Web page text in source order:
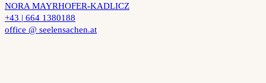
NORA MAYRHOFER-KADLICZ
+43 | 664 1380188
office @ seelensachen.at